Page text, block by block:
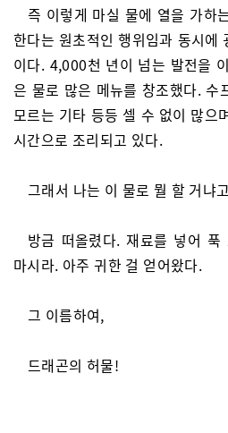
즉 이렇게 마실 물에 열을 가하
한다는 원초적인 행위임과 동시에
이다. 4,000천 년이 넘는 발전을
은 물로 많은 메뉴를 창조했다.
모르는 기타 등등 셀 수 없이 많으
시간으로 조리되고 있다.
그래서 나는 이 물로 뭘 할 거냐
방금 떠올렸다. 재료를 넣어
마시라. 아주 귀한 걸 얻어왔다.
그 이름하여,
드래곤의 허물!